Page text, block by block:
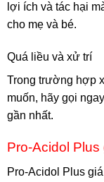
lợi ích và tác hại
cho mẹ và bé.
Quá liều và xử trí
Trong trường hợp
muốn, hãy gọi
gần nhất.
Pro-Acidol
Pro-Acidol Plus